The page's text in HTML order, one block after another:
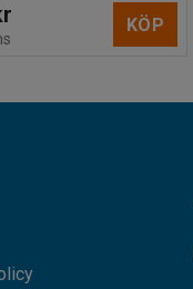
KÖP